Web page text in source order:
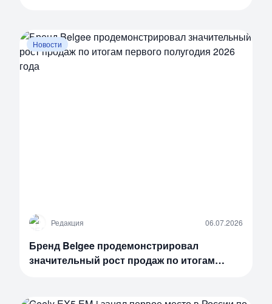
Новости
Р Редакция 06.07.2026
Бренд Belgee продемонстрировал
значительный рост продаж по итогам